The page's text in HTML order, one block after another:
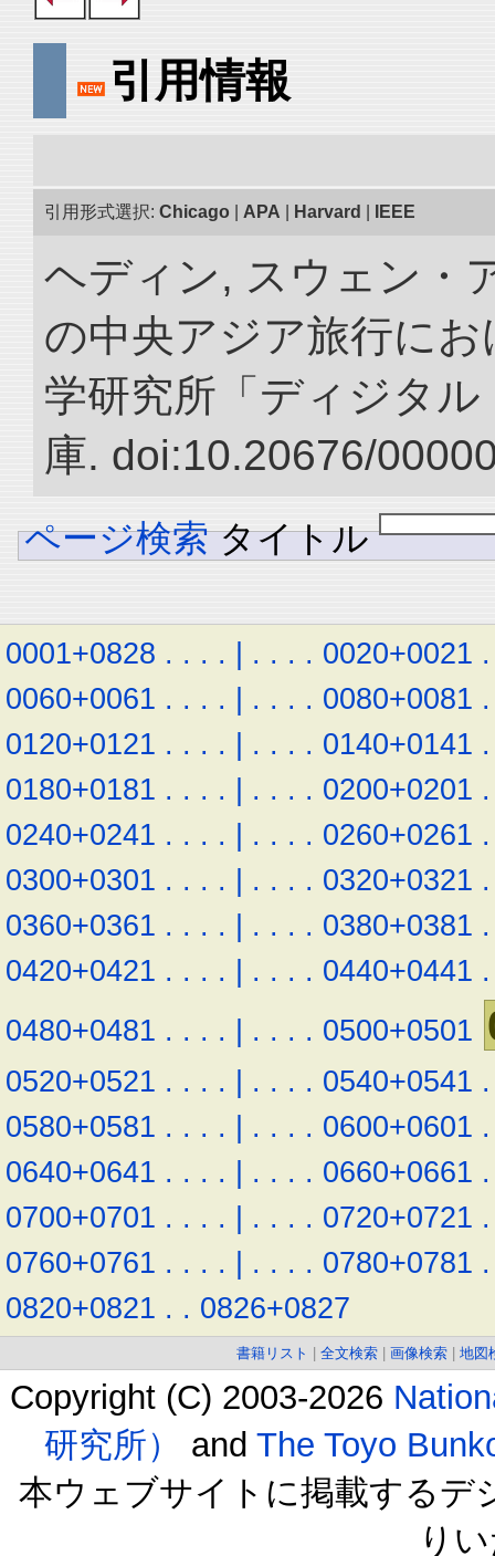
引用情報
引用形式選択: Chicago APA Harvard IEEE
ヘディン, スウェン・
の中央アジア旅行にお
学研究所「ディジタ
庫. doi:10.20676/
ページ検索 タイトル
0001+0828 . . . . | . . . . 0020+0021 .
0060+0061 . . . . | . . . . 0080+0081 .
0120+0121 . . . . | . . . . 0140+0141 .
0180+0181 . . . . | . . . . 0200+0201 .
0240+0241 . . . . | . . . . 0260+0261 .
0300+0301 . . . . | . . . . 0320+0321 .
0360+0361 . . . . | . . . . 0380+0381 .
0420+0421 . . . . | . . . . 0440+0441 .
0480+0481 . . . . | . . . . 0500+0501
0520+0521 . . . . | . . . . 0540+0541 .
0580+0581 . . . . | . . . . 0600+0601 .
0640+0641 . . . . | . . . . 0660+0661 .
0700+0701 . . . . | . . . . 0720+0721 .
0760+0761 . . . . | . . . . 0780+0781 .
0820+0821 . . 0826+0827
書籍リスト 全文検索 画像検索 地図
Copyright (C) 2003-2026
研究所）
and The Toyo
本ウェブサイトに掲載するデ
り